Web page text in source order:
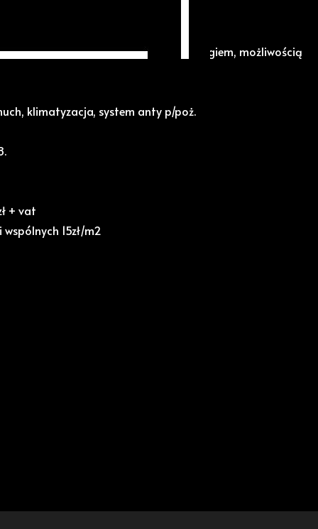
się dobrą widocznością, dużym parkingiem, możliwością
klimatyzacja, system anty p/poż.
+ vat
15zł/m2